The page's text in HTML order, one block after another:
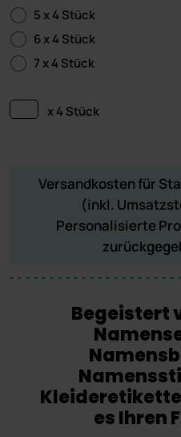
5 x 4 Stück
6 x 4 Stück
7 x 4 Stück
x 4 Stück
Versandkosten für
(inkl.
Personalisierte
Begeistert
es Ihren